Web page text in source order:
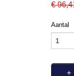
€
Aantal